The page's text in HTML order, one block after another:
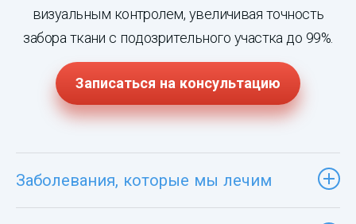
визуальным контролем, увеличивая точность
забора ткани с подозрительного участка до 99%.
Записаться на консультацию
Заболевания, которые мы лечим